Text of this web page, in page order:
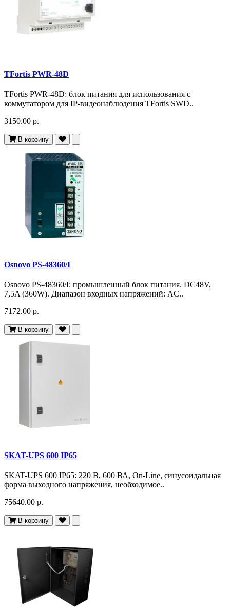
TFortis PWR-48D
TFortis PWR-48D: блок питания для использования с
коммутатором для IP-видеонаблюдения TFortis SWD..
3150.00 р.
В корзину
Osnovo PS-48360/I
Osnovo PS-48360/I: промышленный блок питания. DC48V,
7,5A (360W). Диапазон входных напряжений: AC..
7172.00 р.
В корзину
SKAT-UPS 600 IP65
SKAT-UPS 600 IP65: 220 В, 600 ВА, On-Line, синусоидальная
форма выходного напряжения, необходимое..
75640.00 р.
В корзину